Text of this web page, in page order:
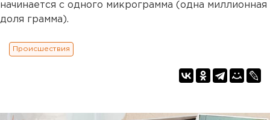
начинается с одного микрограмма (одна миллионная
доля грамма).
Происшествия